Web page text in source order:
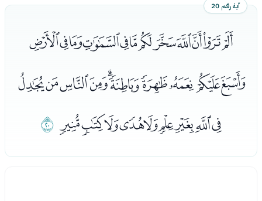
آية رقم 20
ﭑﭒﭓﭔﭕﭖﭗﭘﭙﭚﭛﭜ
ﭝﭞﭟﭠﭡﭢﭣﭤﭥﭦ
ﭧﭨﭩﭪﭫﭬﭭﭮﭯﭰ